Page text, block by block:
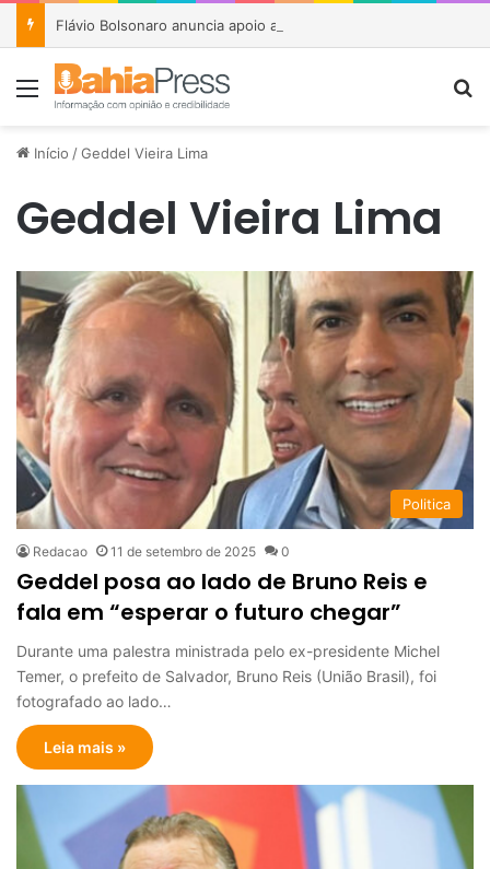
Menu
Início /Geddel Vieira Lima
Geddel Vieira Lima
Politica
Redacao 11 de setembro de 2025 0
Geddel posa ao lado de Bruno Reis e
fala em “esperar o futuro chegar”
Durante uma palestra ministrada pelo ex-presidente Michel
Temer, o prefeito de Salvador, Bruno Reis (União Brasil), foi
fotografado ao lado…
Leia mais »